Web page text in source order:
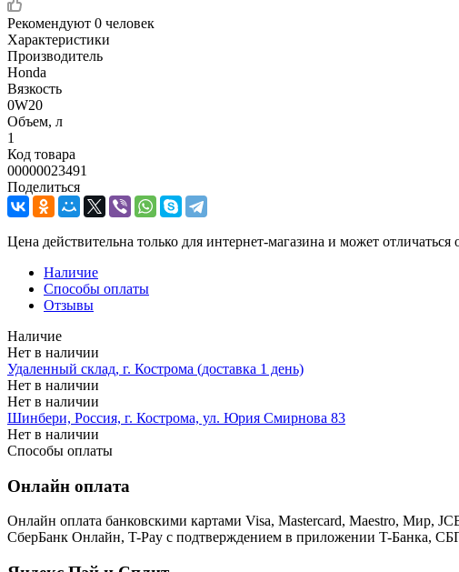
Рекомендуют 0 человек
Характеристики
Производитель
Honda
Вязкость
0W20
Объем, л
1
Код товара
00000023491
Поделиться
Цена действительна только для интернет-магазина и может
Наличие
Способы оплаты
Отзывы
Наличие
Нет в наличии
Удаленный склад, г. Кострома (доставка 1 день)
Нет в наличии
Нет в наличии
Шинбери, Россия, г. Кострома, ул. Юрия Смирнова 83
Нет в наличии
Способы оплаты
Онлайн оплата
Онлайн оплата банковскими картами Visa, Mastercard, Maestro, Мир,
СберБанк Онлайн, T-Pay с подтверждением в приложении T-Банка,